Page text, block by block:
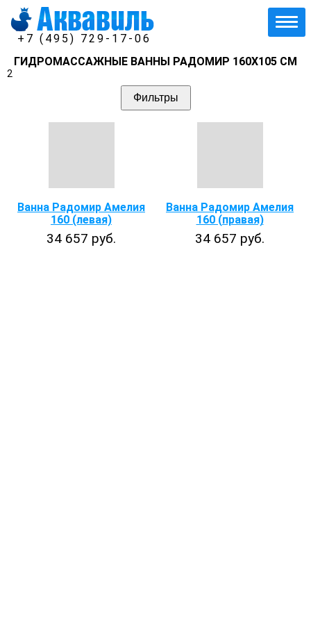
+7 (495) 729-17-06
ГИДРОМАССАЖНЫЕ ВАННЫ РАДОМИР 160Х105 СМ
2
Фильтры
Ванна Радомир Амелия
160 (левая)
34 657 руб.
Ванна Радомир Амелия
160 (правая)
34 657 руб.